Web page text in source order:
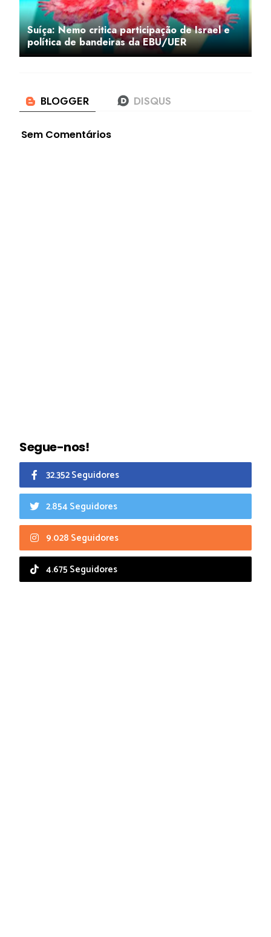
Suíça: Nemo critica participação de Israel e
política de bandeiras da EBU/UER
Sem Comentários
Segue-nos!
32.352 Seguidores
2.854 Seguidores
9.028 Seguidores
4.675 Seguidores